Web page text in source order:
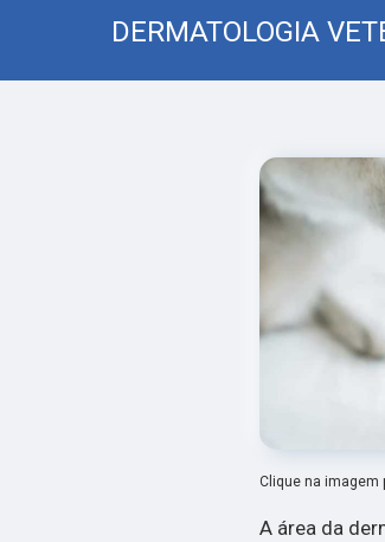
DERMATOLOGIA
Clique na imagem
A área da